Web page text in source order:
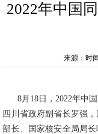
2022年中国
来源：时
8月18日，2022年中国
四川省政府副省长罗强
部长、国家核安全局局